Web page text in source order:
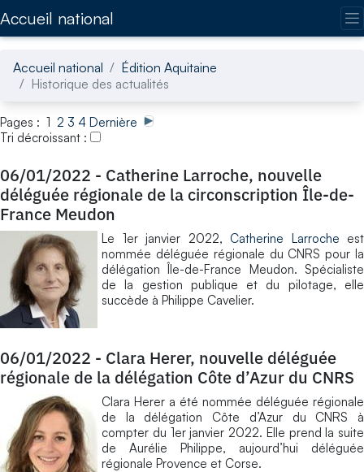
Accueil national
Accueil national
Édition Aquitaine
Historique des actualités
Pages : 1 2 3 4 Dernière
Tri décroissant :
06/01/2022 - Catherine Larroche, nouvelle
déléguée régionale de la circonscription Île-de-
France Meudon
Le 1er janvier 2022, Catherine Larroche est
nommée déléguée régionale du CNRS pour la
délégation Île-de-France Meudon. Spécialiste
de la gestion publique et du pilotage, elle
succède à Philippe Cavelier.
06/01/2022 - Clara Herer, nouvelle déléguée
régionale de la délégation Côte d’Azur du CNRS
Clara Herer a été nommée déléguée régionale
de la délégation Côte d’Azur du CNRS à
compter du 1er janvier 2022. Elle prend la suite
de Aurélie Philippe, aujourd’hui déléguée
régionale Provence et Corse.